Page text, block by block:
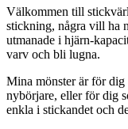
Välkommen till
stickning, några vill ha
utmanade i hjärn-
varv och bli lugna.
Mina mönster är för
nybörjare, eller för dig
enkla i stickandet och